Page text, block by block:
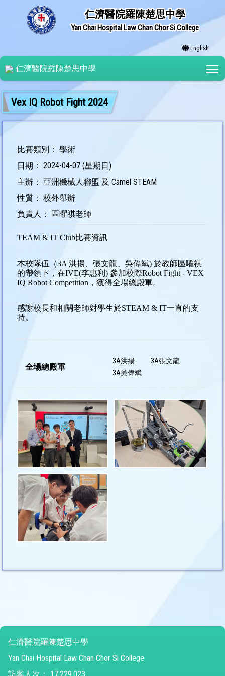
仁濟醫院羅陳楚思中學
Yan Chai Hospital Law Chan Chor Si College
English
仁濟醫院羅陳楚思中學
Vex IQ Robot Fight 2024
比賽類別： 學術
日期： 2024-04-07 (星期日)
主辦： 亞洲機械人聯盟 及 Camel STEAM
性質： 校外舉辦
負責人： 區曜祺老師
TEAM & IT Club比賽資訊
本校隊伍（3A 洪揚、張文龍、吳偉斌) 於教師區曜祺
的帶領下，在IVE(李惠利) 參加校際Robot Fight - VEX
IQ Robot Competition，獲得全場總殿軍。
感謝校長和相關老師對學生於STEAM & IT一直的支
持。
全場總殿軍
3A洪揚
3A張文龍
3A吳偉斌
仁濟醫院羅陳楚思中學
Yan Chai Hospital Law Chan Chor Si College